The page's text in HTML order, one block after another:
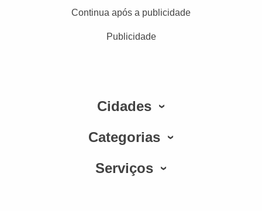
Continua após a publicidade
Publicidade
Cidades
Categorias
Serviços